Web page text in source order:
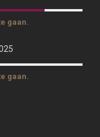
gaan.
gaan.